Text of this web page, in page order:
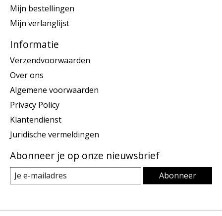
Mijn bestellingen
Mijn verlanglijst
Informatie
Verzendvoorwaarden
Over ons
Algemene voorwaarden
Privacy Policy
Klantendienst
Juridische vermeldingen
Abonneer je op onze nieuwsbrief
Abonneer